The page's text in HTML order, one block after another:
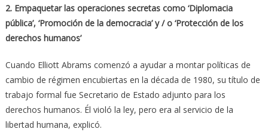
2. Empaquetar las operaciones secretas como ‘Diplomacia
pública’, ‘Promoción de la democracia’ y / o ‘Protección de los
derechos humanos’
Cuando Elliott Abrams comenzó a ayudar a montar políticas de
cambio de régimen encubiertas en la década de 1980, su título de
trabajo formal fue Secretario de Estado adjunto para los
derechos humanos. Él violó la ley, pero era al servicio de la
libertad humana, explicó.